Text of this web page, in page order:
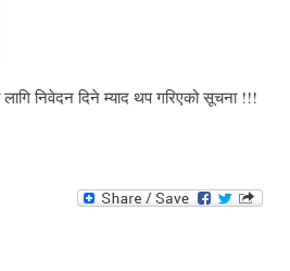
निवेदन दिने म्याद थप गरिएको सूचना !!!